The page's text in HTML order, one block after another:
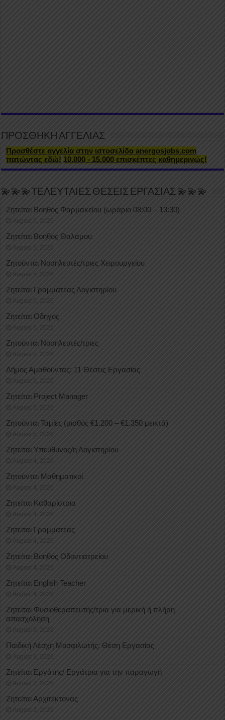
ΠΡΟΣΘΗΚΗ ΑΓΓΕΛΙΑΣ
Προσθέστε αγγελία στην ιστοσελίδα anergosjobs.com
πατώντας εδώ! 10.000 - 15.000 επισκέπτες καθημερινώς!
💫💫💫ΤΕΛΕΥΤΑΙΕΣ ΘΕΣΕΙΣ ΕΡΓΑΣΙΑΣ 💫💫💫
Ζητείται Βοηθός Φαρμακείου (ωράριο 08:00 – 13:30)
August 5, 2026
Ζητείται Βοηθός Θαλάμου
August 5, 2026
Ζητούνται Νοσηλευτές/τριες Χειρουργείου
August 5, 2026
Ζητείται Γραμματέας Λογιστηρίου
August 5, 2026
Ζητείται Οδηγός
August 5, 2026
Ζητούνται Νοσηλευτές/τριες
August 5, 2026
Δήμος Αμαθούντας: 11 Θέσεις Εργασίας
August 5, 2026
Ζητείται Project Manager
August 5, 2026
Ζητούνται Ταμίες (μισθός €1.200 – €1.350 μεικτά)
August 5, 2026
Ζητείται Υπεύθυνος/η Λογιστηρίου
August 4, 2026
Ζητούνται Μαθηματικοί
August 4, 2026
Ζητείται Καθαρίστρια
August 4, 2026
Ζητείται Γραμματέας
August 4, 2026
Ζητείται Βοηθός Οδοντιατρείου
August 4, 2026
Ζητείται English Teacher
August 4, 2026
Ζητείται Φυσιοθεραπευτής/τρια για μερική ή πλήρη
απασχόληση
August 3, 2026
Παιδική Λέσχη Μοσφιλωτής: Θέση Εργασίας
August 3, 2026
Ζητείται Εργάτης/ Εργάτρια για την παραγωγή
August 3, 2026
Ζητείται Αρχιτέκτονας
August 3, 2026